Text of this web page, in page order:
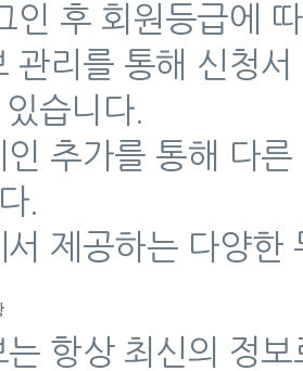
인 후 회원등급에
관리를 통해 신청
습니다.
인 추가를 통해 다
.
서 제공하는 다양한
는 항상 최신의 정